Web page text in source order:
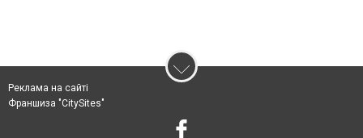
Реклама на сайті
Франшиза "CitySites"